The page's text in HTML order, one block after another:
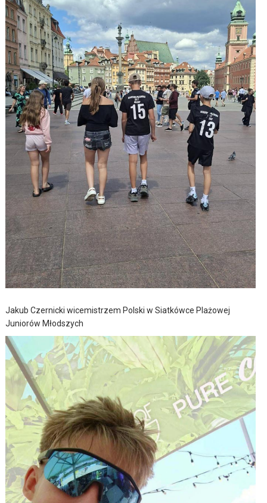
Jakub Czernicki wicemistrzem Polski w Siatkówce Plażowej
Juniorów Młodszych